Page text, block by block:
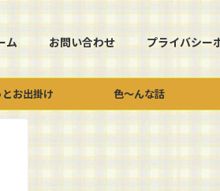
ム お問い合わせ プライバシー
お出掛け 色～んな話